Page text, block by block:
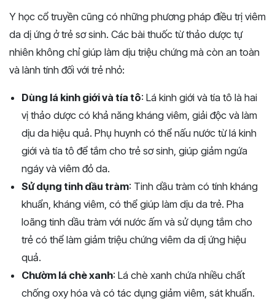
Y học cổ truyền cũng có những phương pháp điều trị viêm
da dị ứng ở trẻ sơ sinh. Các bài thuốc từ thảo dược tự
nhiên không chỉ giúp làm dịu triệu chứng mà còn an toàn
và lành tính đối với trẻ nhỏ:
Dùng lá kinh giới và tía tô: Lá kinh giới và tía tô là hai
vị thảo dược có khả năng kháng viêm, giải độc và làm
dịu da hiệu quả. Phụ huynh có thể nấu nước từ lá kinh
giới và tía tô để tắm cho trẻ sơ sinh, giúp giảm ngứa
ngáy và viêm đỏ da.
Sử dụng tinh dầu tràm: Tinh dầu tràm có tính kháng
khuẩn, kháng viêm, có thể giúp làm dịu da trẻ. Pha
loãng tinh dầu tràm với nước ấm và sử dụng tắm cho
trẻ có thể làm giảm triệu chứng viêm da dị ứng hiệu
quả.
Chườm lá chè xanh: Lá chè xanh chứa nhiều chất
chống oxy hóa và có tác dụng giảm viêm, sát khuẩn.